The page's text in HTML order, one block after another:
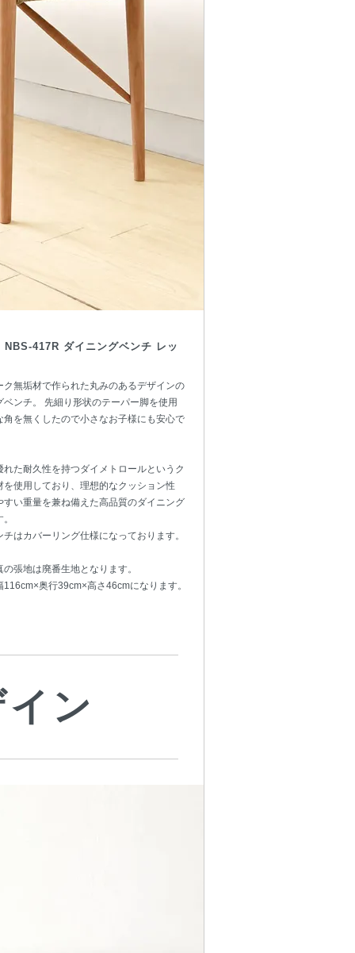
NBS-417R ダイニングベンチ レッ
ク無垢材で作られた丸みのあるデザインの
ベンチ。 先細り形状のテーパー脚を使用
角を無くしたので小さなお子様にも安心で
れた耐久性を持つダイメトロールというク
を使用しており、理想的なクッション性
すい重量を兼ね備えた高品質のダイニング
チはカバーリング仕様になっております。
張地は廃番生地となります。
116cm×奥行39cm×高さ46cmになります。
ン